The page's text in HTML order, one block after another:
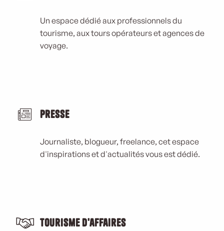
Un espace dédié aux professionnels du
tourisme, aux tours opérateurs et agences de
voyage.
Presse
Journaliste, blogueur, freelance, cet espace
d'inspirations et d'actualités vous est dédié.
Tourisme d'affaires